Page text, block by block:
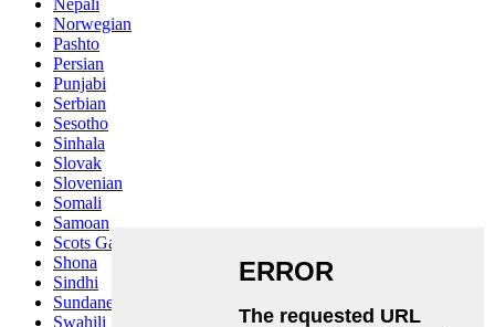
Nepali
Norwegian
Pashto
Persian
Punjabi
Serbian
Sesotho
Sinhala
Slovak
Slovenian
Somali
Samoan
Scots Gaelic
Shona
Sindhi
Sundanese
Swahili